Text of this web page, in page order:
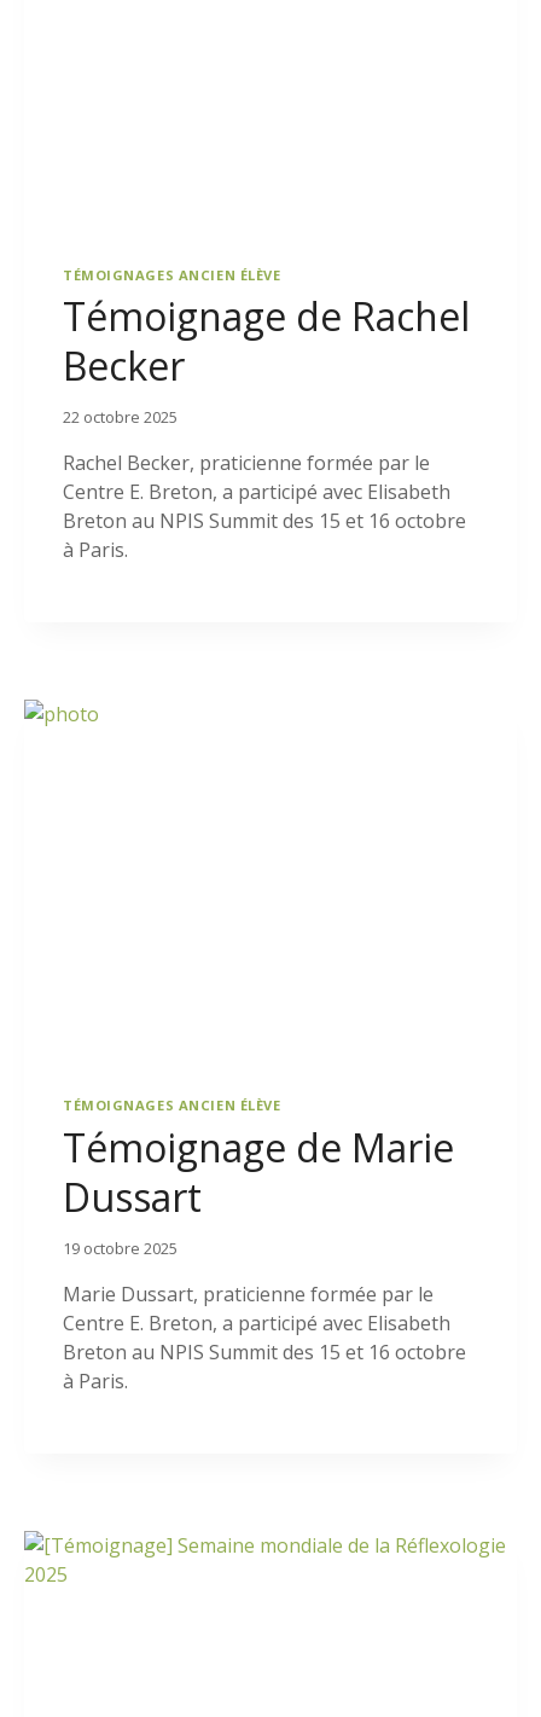
TÉMOIGNAGES ANCIEN ÉLÈVE
Témoignage de Rachel
Becker
22 octobre 2025
Rachel Becker, praticienne formée par le
Centre E. Breton, a participé avec Elisabeth
Breton au NPIS Summit des 15 et 16 octobre
à Paris.
TÉMOIGNAGES ANCIEN ÉLÈVE
Témoignage de Marie
Dussart
19 octobre 2025
Marie Dussart, praticienne formée par le
Centre E. Breton, a participé avec Elisabeth
Breton au NPIS Summit des 15 et 16 octobre
à Paris.